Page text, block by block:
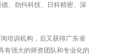
、劲抖科技、日科精密、深
培训机构，后又获得广东省
有强大的师资团队和专业化的